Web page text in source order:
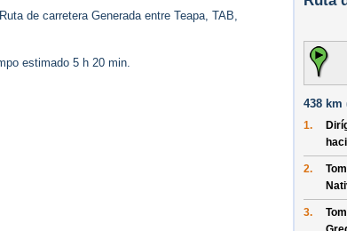
Ruta de carretera Generada entre Teapa, TAB,
estimado 5 h 20 min.
438 km
1.
2.
3.